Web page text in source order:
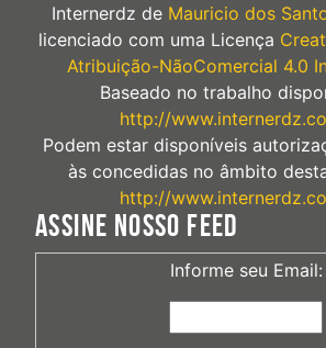
Internerdz de Mauricio dos
licenciado com uma Licença
Atribuição-NãoComercial 4.0
Baseado no trabalho
http://
Podem estar disponíveis
às concedidas no âmbito
http://
ASSINE NOSSO FEED
Informe seu Email: